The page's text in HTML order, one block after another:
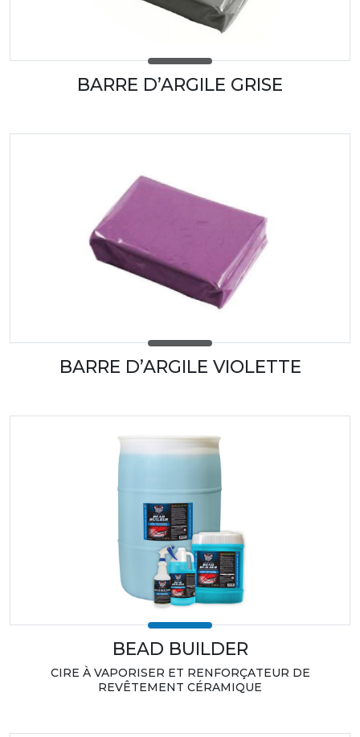
BARRE D’ARGILE GRISE
BARRE D’ARGILE VIOLETTE
BEAD BUILDER
CIRE À VAPORISER ET RENFORÇATEUR DE
REVÊTEMENT CÉRAMIQUE